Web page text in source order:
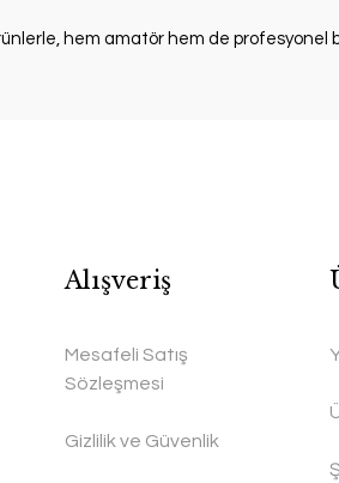
hem amatör hem de profesyonel
Alışveriş
Mesafeli Satış
Sözleşmesi
Gizlilik ve Güvenlik